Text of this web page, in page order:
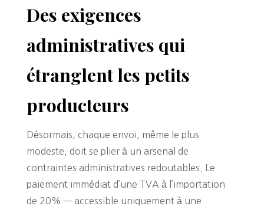
Des exigences
administratives qui
étranglent les petits
producteurs
Désormais, chaque envoi, même le plus
modeste, doit se plier à un arsenal de
contraintes administratives redoutables. Le
paiement immédiat d’une TVA à l’importation
de 20% — accessible uniquement à une